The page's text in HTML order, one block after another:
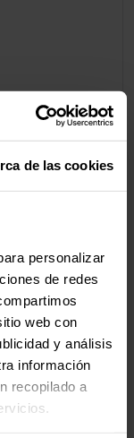
de las cookies
personalizar
de redes
web con
y análisis
información
recopilado a